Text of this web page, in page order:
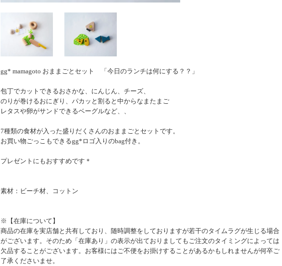
gg* mamagoto おままごとセット 「今日のランチは何にする？？」
包丁でカットできるおさかな、にんじん、チーズ、
のりが巻けるおにぎり、パカッと割ると中からなまたまご
レタスや卵がサンドできるベーグルなど、、
7種類の食材が入った盛りだくさんのおままごとセットです。
お買い物ごっこもできるgg*ロゴ入りのbag付き。
プレゼントにもおすすめです＊
素材：ビーチ材、コットン
※【在庫について】
商品の在庫を実店舗と共有しており、随時調整をしておりますが若干のタイムラグが生じる場合
がございます。そのため「在庫あり」の表示が出ておりましてもご注文のタイミングによっては
欠品することがございます。お客様にはご不便をお掛けすることがあるかもしれませんが何卒ご
了承くださいませ。